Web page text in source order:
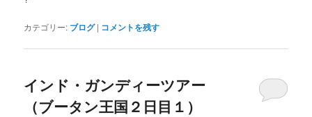
カテゴリー: ブログ | コメントを残す
インド・ガンディーツアー
（ブータン王国２日目１）